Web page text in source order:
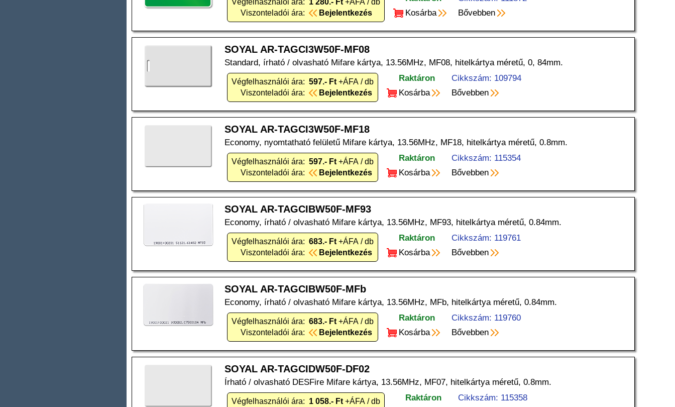
Végfelhasználói ára: 1 280.- Ft +ÁFA / db
Viszonteladói ára:
Bejelentkezés
Kosárba
Bővebben
SOYAL AR-TAGCI3W50F-MF08
Standard, írható / olvasható Mifare kártya, 13.56MHz, MF08, hitelkártya méretű, 0, 84mm.
Végfelhasználói ára: 597.- Ft +ÁFA / db
Viszonteladói ára:
Bejelentkezés
Raktáron
Cikkszám: 109794
Kosárba
Bővebben
SOYAL AR-TAGCI3W50F-MF18
Economy, nyomtatható felületű Mifare kártya, 13.56MHz, MF18, hitelkártya méretű, 0.8mm.
Végfelhasználói ára: 597.- Ft +ÁFA / db
Viszonteladói ára:
Bejelentkezés
Raktáron
Cikkszám: 115354
Kosárba
Bővebben
SOYAL AR-TAGCIBW50F-MF93
Economy, írható / olvasható Mifare kártya, 13.56MHz, MF93, hitelkártya méretű, 0.84mm.
Végfelhasználói ára: 683.- Ft +ÁFA / db
Viszonteladói ára:
Bejelentkezés
Raktáron
Cikkszám: 119761
Kosárba
Bővebben
SOYAL AR-TAGCIBW50F-MFb
Economy, írható / olvasható Mifare kártya, 13.56MHz, MFb, hitelkártya méretű, 0.84mm.
Végfelhasználói ára: 683.- Ft +ÁFA / db
Viszonteladói ára:
Bejelentkezés
Raktáron
Cikkszám: 119760
Kosárba
Bővebben
SOYAL AR-TAGCIDW50F-DF02
Írható / olvasható DESFire Mifare kártya, 13.56MHz, MF07, hitelkártya méretű, 0.8mm.
Végfelhasználói ára: 1 058.- Ft +ÁFA / db
Raktáron
Cikkszám: 115358